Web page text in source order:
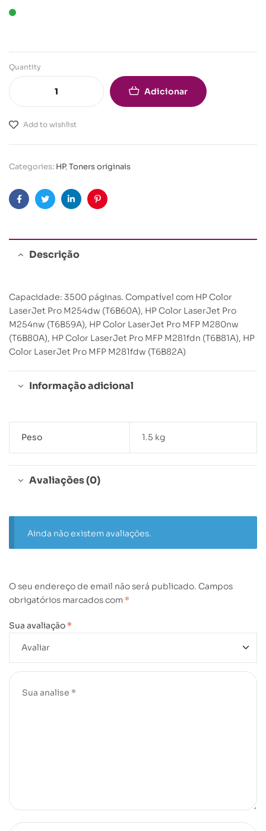
Quantity
Adicionar
Add to wishlist
Categories: HP,Toners originais
FacebookTwitterLinkedinPinterest
Descrição
Capacidade: 3500 páginas. Compatível com HP Color
LaserJet Pro M254dw (T6B60A), HP Color LaserJet Pro
M254nw (T6B59A), HP Color LaserJet Pro MFP M280nw
(T6B80A), HP Color LaserJet Pro MFP M281fdn (T6B81A), HP
Color LaserJet Pro MFP M281fdw (T6B82A)
Informação adicional
Peso 1.5 kg
Avaliações (0)
Ainda não existem avaliações.
O seu endereço de email não será publicado. Campos
obrigatórios marcados com *
Sua avaliação *